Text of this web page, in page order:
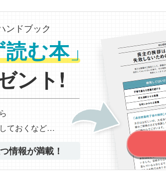
ンドブック
む本 」
ント!
ておくなど…
情報が満載！